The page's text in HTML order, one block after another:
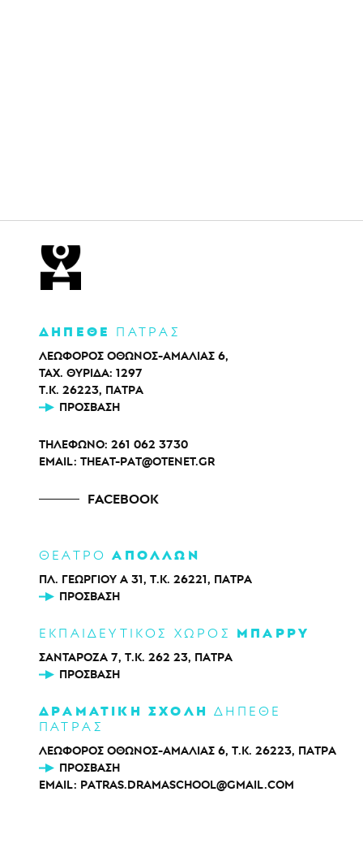
ΔΗΠΕΘΕ ΠΑΤΡΑΣ
ΛΕΩΦΟΡΟΣ ΟΘΩΝΟΣ-ΑΜΑΛΙΑΣ 6,
ΤΑΧ. ΘΥΡΙΔΑ: 1297
Τ.Κ. 26223, ΠΑΤΡΑ
ΠΡΌΣΒΑΣΗ
ΤΗΛΕΦΩΝΟ: 261 062 3730
EMAIL: THEAT-PAT@OTENET.GR
FACEBOOK
ΘΕΑΤΡΟΑΠΟΛΛΩΝ
ΠΛ. ΓΕΩΡΓΙΟΥ Α 31, Τ.Κ. 26221, ΠΑΤΡΑ
ΠΡΌΣΒΑΣΗ
ΕΚΠΑΙΔΕΥΤΙΚΟΣ ΧΩΡΟΣ ΜΠΑΡΡΥ
ΣΑΝΤΑΡΟΖΑ 7, Τ.Κ. 262 23, ΠΑΤΡΑ
ΠΡΌΣΒΑΣΗ
ΔΡΑΜΑΤΙΚΗ ΣΧΟΛΗ ΔΗΠΕΘΕ
ΠΑΤΡΑΣ
ΛΕΩΦΟΡΟΣ ΟΘΩΝΟΣ-ΑΜΑΛΙΑΣ 6, Τ.Κ. 26223, ΠΑΤΡΑ
ΠΡΌΣΒΑΣΗ
EMAIL: PATRAS.DRAMASCHOOL@GMAIL.COM